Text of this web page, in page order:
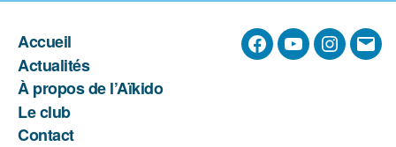
Accueil
Actualités
À propos de l’Aïkido
Le club
Contact
FacebookYouTube E-